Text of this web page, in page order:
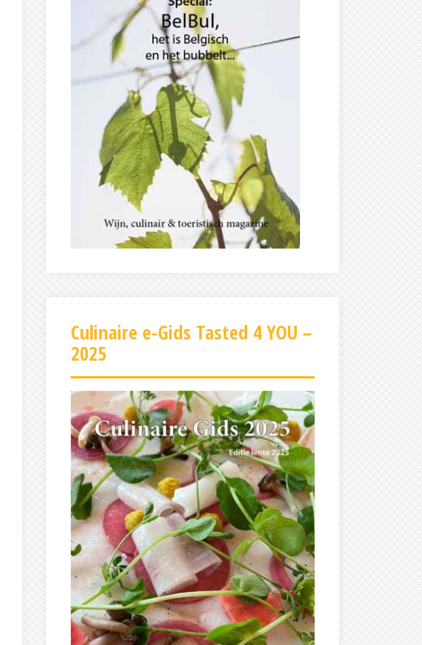
Culinaire e-Gids Tasted 4 YOU –
2025